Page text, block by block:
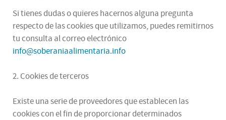
Si tienes dudas o quieres hacernos alguna pregunta
respecto de las cookies que utilizamos, puedes remitirnos
tu consulta al correo electrónico
info@soberaniaalimentaria.info
2. Cookies de terceros
Existe una serie de proveedores que establecen las
cookies con el fin de proporcionar determinados